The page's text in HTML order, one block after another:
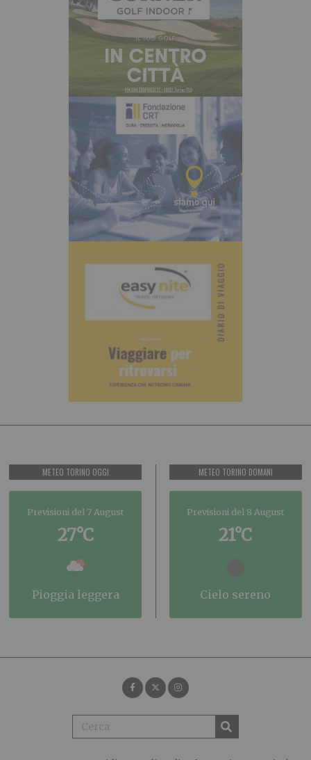
METEO TORINO OGGI
Previsioni del 7 August
27°C
pioggia leggera
METEO TORINO DOMANI
Previsioni del 8 August
21°C
cielo sereno